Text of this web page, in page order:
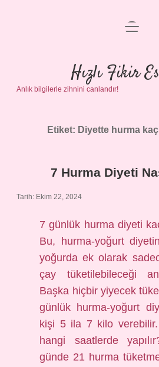
Anasayfa
Gizlilik
Yasal Uyarı
menüyü
Hızlı Fikir
Anlık bilgilerle zihnini canlandır!
Etiket: Diyette hurma
7 Hurma Diyeti
Tarih: Ekim 22, 2024
7 günlük hurma diyeti
Bu, hurma-yoğurt
yoğurda ek olarak
çay tüketilebileceği
Başka hiçbir yiyecek
günlük hurma-yoğurt
kişi 5 ila 7 kilo
hangi saatlerde
günde 21 hurma